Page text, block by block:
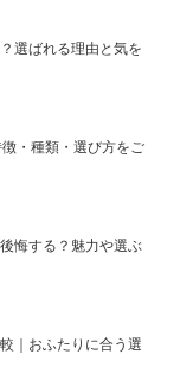
選ばれる理由と気を
・種類・選び方をご
悔する？魅力や選ぶ
｜おふたりに合う選